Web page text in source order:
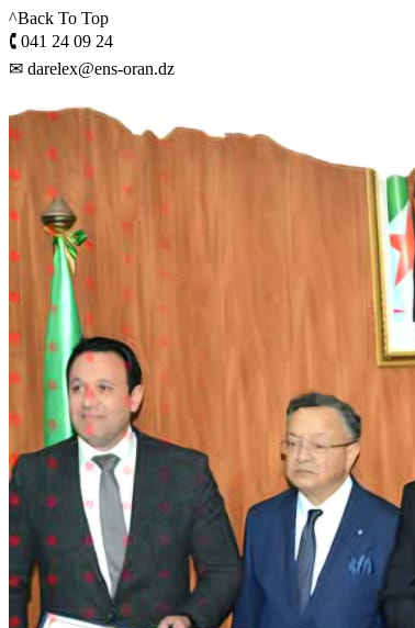
^Back To Top
🕻 041 24 09 24
✉ darelex@ens-oran.dz